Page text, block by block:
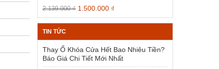
2.139.000₫ Giá
gốc
là:
1.500.000 ₫
hiện
tại
1.500.000 ₫.
TIN TỨC
Thay Ổ Khóa Cửa Hết Bao Nhiêu Tiền?
Báo Giá Chi Tiết Mới Nhất